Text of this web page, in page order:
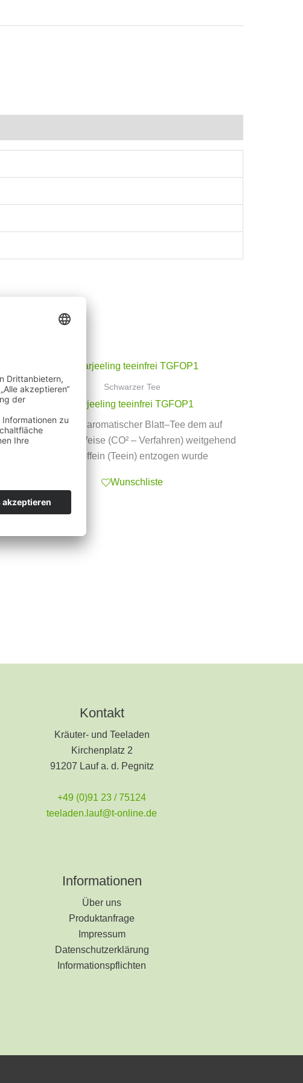
Schwarzer Tee
Darjeeling teeinfrei TGFOP1
ein mild – aromatischer Blatt–Tee dem auf
schonende Weise (CO² – Verfahren) weitgehend
das Koffein (Teein) entzogen wurde
Wunschliste
Kontakt
Kräuter- und Teeladen
Kirchenplatz 2
91207 Lauf a. d. Pegnitz
+49 (0)91 23 / 75124
teeladen.lauf@t-online.de
Informationen
Über uns
Produktanfrage
Impressum
Datenschutzerklärung
Informationspflichten